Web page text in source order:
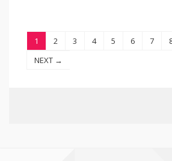
1 2 3 4 5 6 7
NEXT →